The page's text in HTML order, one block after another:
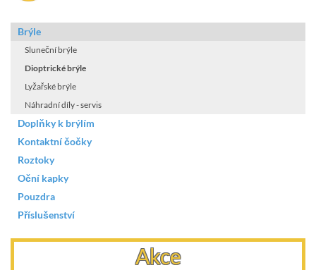
Brýle
Sluneční brýle
Dioptrické brýle
Lyžařské brýle
Náhradní díly - servis
Doplňky k brýlím
Kontaktní čočky
Roztoky
Oční kapky
Pouzdra
Příslušenství
Akce